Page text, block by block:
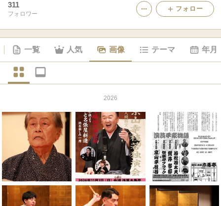
311
フォロワー
フォロー
一覧 人気 画像 テーマ 年月
2026